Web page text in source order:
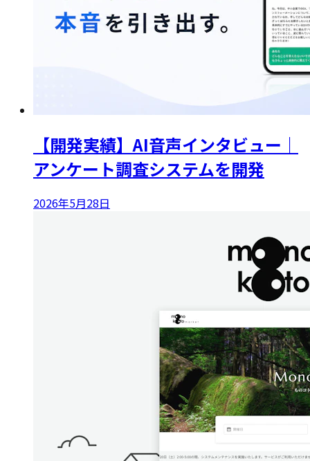
【開発実績】AI音声インタビュー｜
アンケート調査システムを開発
2026年5月28日